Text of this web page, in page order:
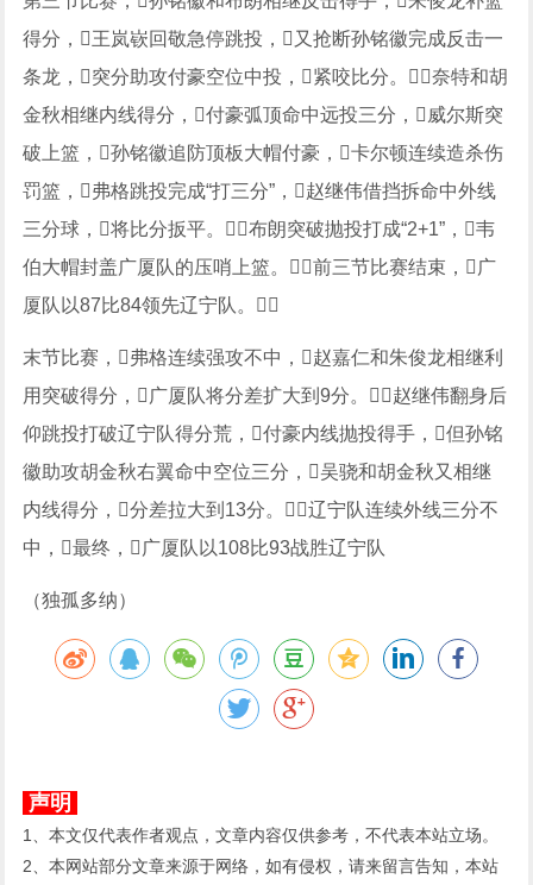
得分，王岚嵚回敬急停跳投，又抢断孙铭徽完成反击一
条龙，突分助攻付豪空位中投，紧咬比分。奈特和胡
金秋相继内线得分，付豪弧顶命中远投三分，威尔斯突
破上篮，孙铭徽追防顶板大帽付豪，卡尔顿连续造杀伤
罚篮，弗格跳投完成“打三分”，赵继伟借挡拆命中外线
三分球，将比分扳平。布朗突破抛投打成“2+1”，韦
伯大帽封盖广厦队的压哨上篮。前三节比赛结束，广
厦队以87比84领先辽宁队。
末节比赛，弗格连续强攻不中，赵嘉仁和朱俊龙相继利
用突破得分，广厦队将分差扩大到9分。赵继伟翻身后
仰跳投打破辽宁队得分荒，付豪内线抛投得手，但孙铭
徽助攻胡金秋右翼命中空位三分，吴骁和胡金秋又相继
内线得分，分差拉大到13分。辽宁队连续外线三分不
中，最终，广厦队以108比93战胜辽宁队
（独孤多纳）
声明
1、本文仅代表作者观点，文章内容仅供参考，不代表本站立场。
2、本网站部分文章来源于网络，如有侵权，请来留言告知，本站